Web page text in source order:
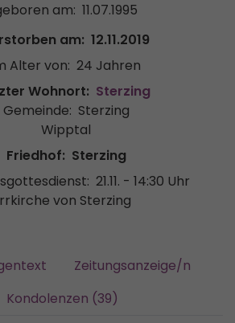
am: 11.07.1995
am: 12.11.2019
Alter von: 24 Jahren
Wohnort: Sterzing
Gemeinde: Sterzing
Wipptal
Friedhof: Sterzing
21.11. - 14:30 Uhr
von Sterzing
Zeitungsanzeige/n
Kondolenzen (39)